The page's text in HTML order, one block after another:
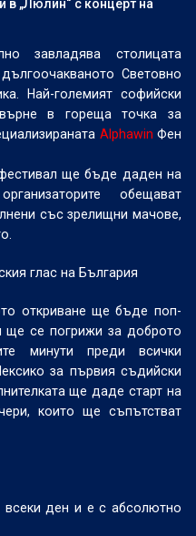
в „Люлин“ с концерт на
завладява столицата
Световно
Най-големият софийски
в гореща точка за
Alphawin Фен
ще бъде даден на
обещават
със зрелищни мачове,
глас на България
откриване ще бъде поп-
ще се погрижи за доброто
минути преди всички
за първия съдийски
ще даде старт на
които ще съпътстват
ден и е с абсолютно